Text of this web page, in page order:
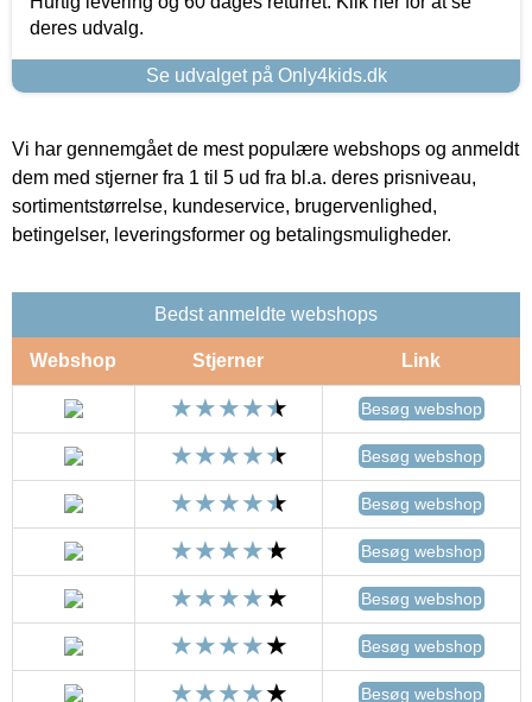
deres udvalg.
Se udvalget på Only4kids.dk
Vi har gennemgået de mest populære webshops og anmeldt
dem med stjerner fra 1 til 5 ud fra bl.a. deres prisniveau,
sortimentstørrelse, kundeservice, brugervenlighed,
betingelser, leveringsformer og betalingsmuligheder.
Bedst anmeldte webshops
Webshop Stjerner Link
Besøg webshop
Besøg webshop
Besøg webshop
Besøg webshop
Besøg webshop
Besøg webshop
Besøg webshop